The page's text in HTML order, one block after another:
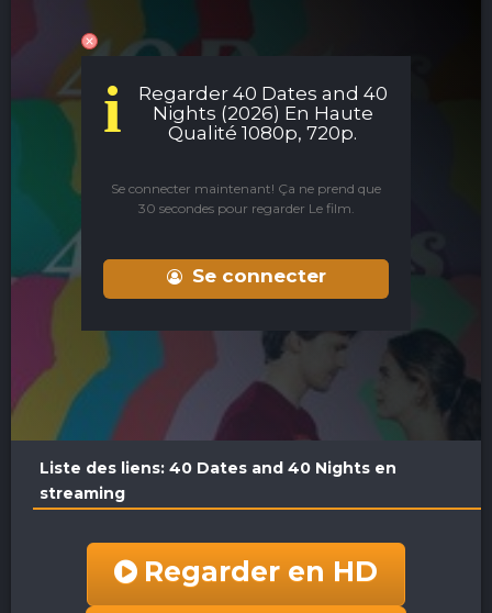
i
Regarder 40 Dates and 40
Nights (2026) En Haute
Qualité 1080p, 720p.
Se connecter maintenant! Ça ne prend que
30 secondes pour regarder Le film.
Se connecter
Liste des liens: 40 Dates and 40 Nights en
streaming
Regarder en HD